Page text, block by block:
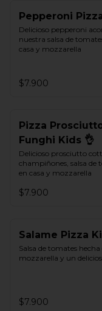
Pepperoni
Delicioso pepperoni
nuestra salsa de
casa y mozzarella
$7.900
Pizza
Funghi Kids 👌
Delicioso prosciutto
champiñones, salsa de
en casa y mozzarella
$7.900
Salame Pizza
Salsa de tomates hecha
mozzarella y un
$7.900